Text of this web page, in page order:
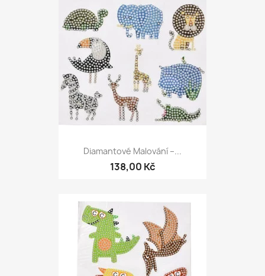
Diamantové Malování –...
138,00 Kč